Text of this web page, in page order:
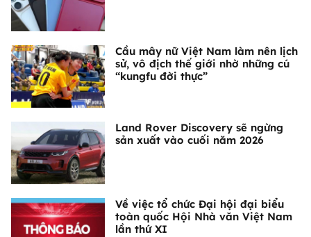
Cầu mây nữ Việt Nam làm nên lịch
sử, vô địch thế giới nhờ những cú
“kungfu đời thực”
Land Rover Discovery sẽ ngừng
sản xuất vào cuối năm 2026
Về việc tổ chức Đại hội đại biểu
toàn quốc Hội Nhà văn Việt Nam
lần thứ XI